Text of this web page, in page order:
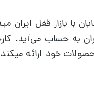
به حساب می‌آید.